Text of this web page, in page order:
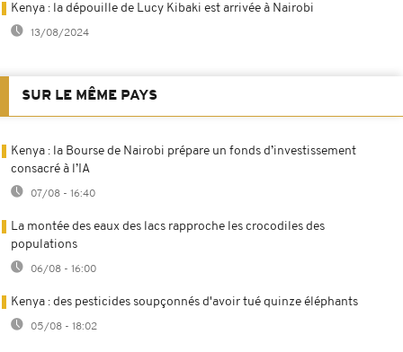
Kenya : la dépouille de Lucy Kibaki est arrivée à Nairobi
13/08/2024
SUR LE MÊME PAYS
Kenya : la Bourse de Nairobi prépare un fonds d’investissement
consacré à l’IA
07/08 - 16:40
La montée des eaux des lacs rapproche les crocodiles des
populations
06/08 - 16:00
Kenya : des pesticides soupçonnés d'avoir tué quinze éléphants
05/08 - 18:02